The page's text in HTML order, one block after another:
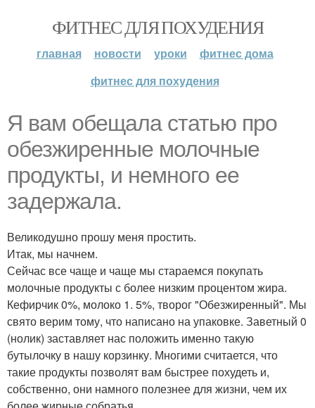
ФИТНЕС ДЛЯ ПОХУДЕНИЯ
главная новости уроки
фитнес дома
фитнес для похудения
Я вам обещала статью про
обезжиренные молочные
продукты, и немного ее
задержала.
Великодушно прошу меня простить.
Итак, мы начнем.
Сейчас все чаще и чаще мы стараемся покупать
молочные продукты с более низким процентом жира.
Кефирчик 0%, молоко 1. 5%, творог "Обезжиренный". Мы
свято верим тому, что написано на упаковке. Заветный 0
(нолик) заставляет нас положить именно такую
бутылочку в нашу корзинку. Многими считается, что
такие продукты позволят вам быстрее похудеть и,
собственно, они намного полезнее для жизни, чем их